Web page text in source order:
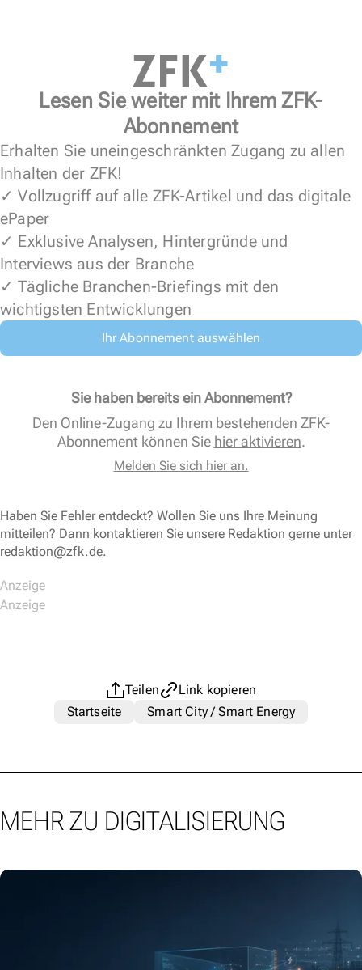
Lesen Sie weiter mit Ihrem ZFK-
Abonnement
Erhalten Sie uneingeschränkten Zugang zu allen
Inhalten der ZFK!
✓ Vollzugriff auf alle ZFK-Artikel und das digitale
ePaper
✓ Exklusive Analysen, Hintergründe und
Interviews aus der Branche
✓ Tägliche Branchen-Briefings mit den
wichtigsten Entwicklungen
Ihr Abonnement auswählen
Sie haben bereits ein Abonnement?
Den Online-Zugang zu Ihrem bestehenden ZFK-
Abonnement können Sie hier aktivieren.
Melden Sie sich hier an.
Haben Sie Fehler entdeckt? Wollen Sie uns Ihre Meinung
mitteilen? Dann kontaktieren Sie unsere Redaktion gerne unter
redaktion@zfk.de.
Teilen
Link kopieren
Startseite
Smart City / Smart Energy
MEHR ZU DIGITALISIERUNG